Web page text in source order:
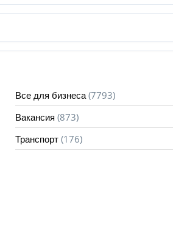
Все для бизнеса (7793)
Вакансия (873)
Транспорт (176)